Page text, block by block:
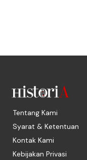
Tentang Kami
Syarat & Ketentuan
Kontak Kami
Kebijakan Privasi